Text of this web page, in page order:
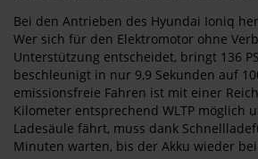
Bei den Antrieben des Hyundai Ioniq
Wer sich für den Elektromotor ohne
Unterstützung entscheidet, bringt 136
beschleunigt in nur 9,9 Sekunden auf
emissionsfreie Fahren ist mit einer
Kilometer entsprechend WLTP möglich
Ladesäule fährt, muss dank
Minuten warten, bis der Akku wieder